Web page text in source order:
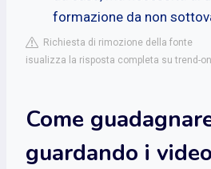
formazione da non
Richiesta di rimozione della fonte
isualizza la risposta completa su trend-
Come
guardando i